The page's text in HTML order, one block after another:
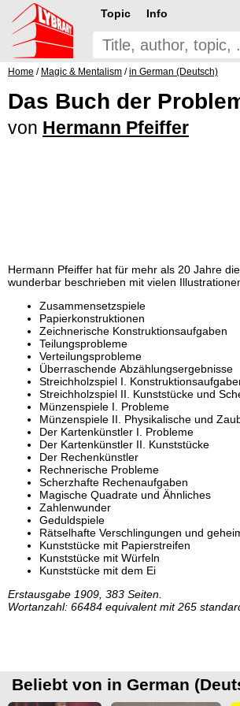
Topic Info
Home / Magic & Mentalism /in German (Deutsch)
Das Buch der
von Hermann Pfeiffer
Hermann Pfeiffer hat für mehr als 20 Jahre
wunderbar beschrieben mit vielen
Zusammensetzspiele
Papierkonstruktionen
Zeichnerische Konstruktionsaufgaben
Teilungsprobleme
Verteilungsprobleme
Überraschende Abzählungsergebnisse
Streichholzspiel I.
Streichholzspiel II. Kunststücke und
Münzenspiele I. Probleme
Münzenspiele II. Physikalische und
Der Kartenkünstler I. Probleme
Der Kartenkünstler II. Kunststücke
Der Rechenkünstler
Rechnerische Probleme
Scherzhafte Rechenaufgaben
Magische Quadrate und Ähnliches
Zahlenwunder
Geduldspiele
Rätselhafte Verschlingungen und
Kunststücke mit Papierstreifen
Kunststücke mit Würfeln
Kunststücke mit dem Ei
Erstausgabe 1909, 383 Seiten.
Wortanzahl: 66484 equivalent mit 265
Beliebt von in German